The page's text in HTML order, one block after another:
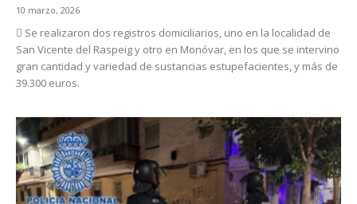
10 marzo, 2026
 Se realizaron dos registros domiciliarios, uno en la localidad de
San Vicente del Raspeig y otro en Monóvar, en los que se intervino
gran cantidad y variedad de sustancias estupefacientes, y más de
39.300 euros.